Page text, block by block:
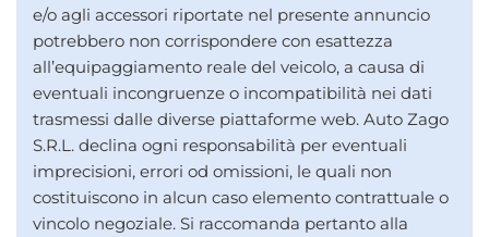
e/o agli accessori riportate nel presente annuncio
potrebbero non corrispondere con esattezza
all’equipaggiamento reale del veicolo, a causa di
eventuali incongruenze o incompatibilità nei dati
trasmessi dalle diverse piattaforme web. Auto Zago
S.R.L. declina ogni responsabilità per eventuali
imprecisioni, errori od omissioni, le quali non
costituiscono in alcun caso elemento contrattuale o
vincolo negoziale. Si raccomanda pertanto alla